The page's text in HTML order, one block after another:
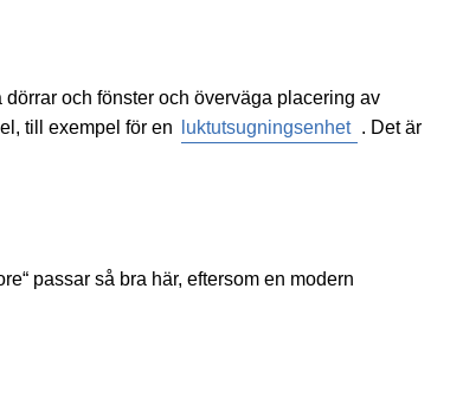
och fönster och överväga placering av
till exempel för en
luktutsugningsenhet . Det är
passar så bra här, eftersom en modern